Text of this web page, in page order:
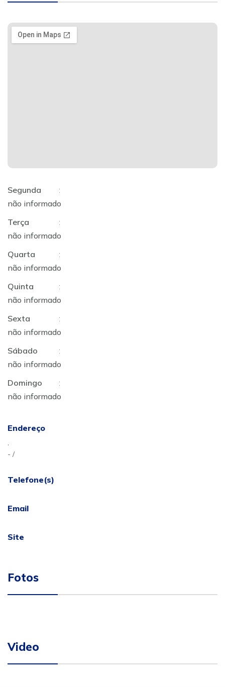
Segunda
:
não informado
Terça
:
não informado
Quarta
:
não informado
Quinta
:
não informado
Sexta
:
não informado
Sábado
:
não informado
Domingo
:
não informado
Endereço
,
- /
Telefone(s)
Email
Site
Fotos
Video